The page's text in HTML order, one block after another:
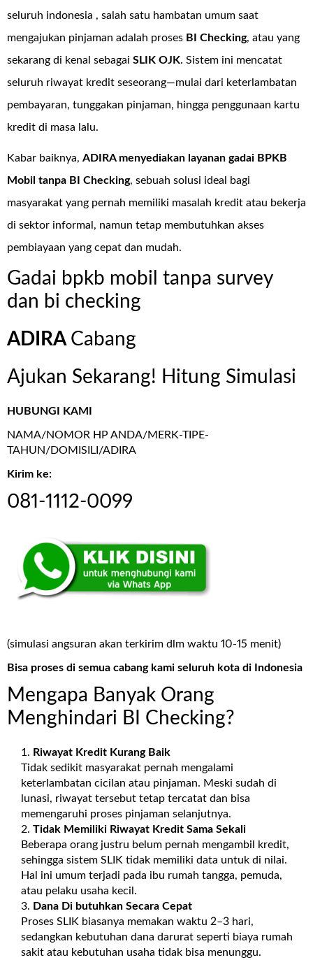
seluruh indonesia , salah satu hambatan umum saat
mengajukan pinjaman adalah proses BI Checking, atau yang
sekarang di kenal sebagai SLIK OJK. Sistem ini mencatat
seluruh riwayat kredit seseorang—mulai dari keterlambatan
pembayaran, tunggakan pinjaman, hingga penggunaan kartu
kredit di masa lalu.
Kabar baiknya, ADIRA menyediakan layanan gadai BPKB
Mobil tanpa BI Checking, sebuah solusi ideal bagi
masyarakat yang pernah memiliki masalah kredit atau bekerja
di sektor informal, namun tetap membutuhkan akses
pembiayaan yang cepat dan mudah.
Gadai bpkb mobil tanpa survey
dan bi checking
ADIRA Cabang
Ajukan Sekarang! Hitung Simulasi
HUBUNGI KAMI
NAMA/NOMOR HP ANDA/MERK-TIPE-
TAHUN/DOMISILI/ADIRA
Kirim ke:
081-1112-0099
(simulasi angsuran akan terkirim dlm waktu 10-15 menit)
Bisa proses di semua cabang kami seluruh kota di Indonesia
Mengapa Banyak Orang
Menghindari BI Checking?
Riwayat Kredit Kurang Baik
Tidak sedikit masyarakat pernah mengalami
keterlambatan cicilan atau pinjaman. Meski sudah di
lunasi, riwayat tersebut tetap tercatat dan bisa
memengaruhi proses pinjaman selanjutnya.
Tidak Memiliki Riwayat Kredit Sama Sekali
Beberapa orang justru belum pernah mengambil kredit,
sehingga sistem SLIK tidak memiliki data untuk di nilai.
Hal ini umum terjadi pada ibu rumah tangga, pemuda,
atau pelaku usaha kecil.
Dana Di butuhkan Secara Cepat
Proses SLIK biasanya memakan waktu 2–3 hari,
sedangkan kebutuhan dana darurat seperti biaya rumah
sakit atau kebutuhan usaha tidak bisa menunggu.